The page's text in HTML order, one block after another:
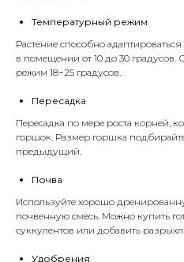
Температурный режим
Растение способно
в помещении от 10 до 30
режим 18−25 градусов.
Пересадка
Пересадка по мере роста корней,
горшок. Размер горшка
предыдущий.
Почва
Используйте хорошо
почвенную смесь. Можно купить
суккулентов или добавить
Удобрения